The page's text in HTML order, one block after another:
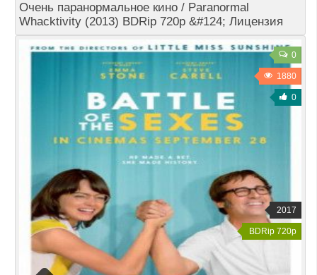
Очень паранормальное кино / Paranormal
Whacktivity (2013) BDRip 720p &#124; Лицензия
0
1880
0
2017
BDRip 720p